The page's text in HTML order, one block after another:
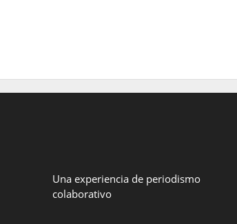
Una experiencia de periodismo
colaborativo